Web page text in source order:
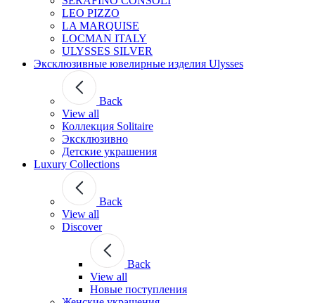
LEO PIZZO
LA MARQUISE
LOCMAN ITALY
ULYSSES SILVER
Эксклюзивные ювелирные изделия Ulysses
Back
View all
Коллекция Solitaire
Эксклюзивно
Детские украшения
Luxury Collections
Back
View all
Discover
Back
View all
Новые поступления